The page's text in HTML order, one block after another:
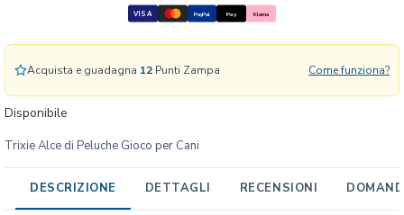
Disponibile
Trixie Alce di Peluche Gioco per Cani
e
l
c
e
G
i
o
Acquista e guadagna 12 Punti Zampa Come funziona?
VISA PayPal Pay Klarna
DESCRIZIONE DETTAGLI RECENSIONI